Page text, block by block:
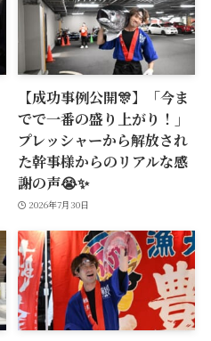
【成功事例公開🎊】「今ま
でで一番の盛り上がり！」
プレッシャーから解放され
た幹事様からのリアルな感
謝の声😭✨
2026年7月30日